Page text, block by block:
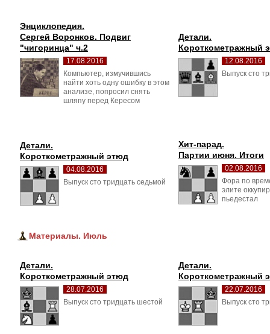
Энциклопедия.
Сергей Воронков. Подвиг
"чигоринца" ч.2
17.08.2016
Компьютер, измучившись
найти хоть одну ошибку в этом
анализе, попросил снять
шляпу перед Кересом
Детали.
Короткометражный
12.08.2016
Выпуск сто
Детали.
Короткометражный этюд
04.08.2016
Выпуск сто тридцать седьмой
Хит-парад.
Партии июня. Итоги
02.08.2016
Фора по
элите
пьедестал
Материалы. Июль
Детали.
Короткометражный этюд
28.07.2016
Выпуск сто тридцать шестой
Детали.
Короткометражный
22.07.2016
Выпуск сто